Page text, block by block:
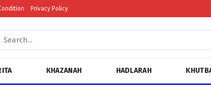
Privacy Policy
KHAZANAH HADLARAH